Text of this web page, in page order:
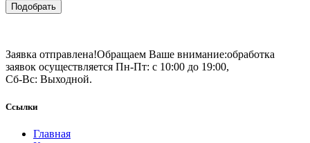
Подобрать
Заявка отправлена!Обращаем Ваше внимание:обработка
заявок осуществляется Пн-Пт: с 10:00 до 19:00,
Сб-Вс: Выходной.
Ссылки
Главная